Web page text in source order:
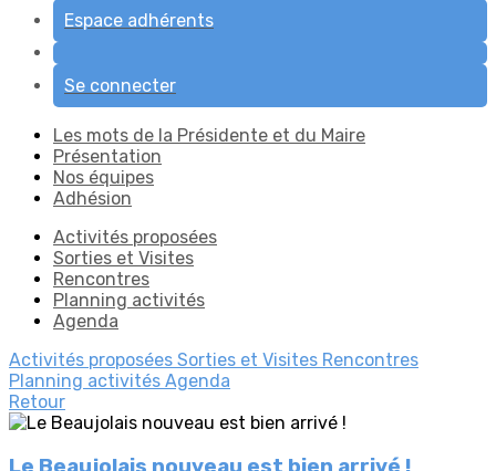
Espace adhérents
Se connecter
Les mots de la Présidente et du Maire
Présentation
Nos équipes
Adhésion
Activités proposées
Sorties et Visites
Rencontres
Planning activités
Agenda
Activités proposées Sorties et Visites Rencontres
Planning activités Agenda
Retour